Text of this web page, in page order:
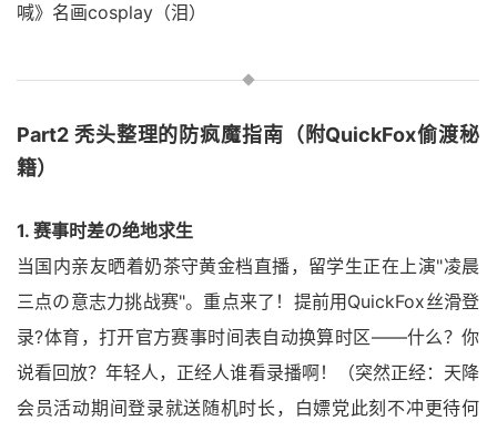
喊》名画cosplay（泪）
Part2 秃头整理的防疯魔指南（附QuickFox偷渡秘
籍）
1. 赛事时差の绝地求生
当国内亲友晒着奶茶守黄金档直播，留学生正在上演"凌晨
三点の意志力挑战赛"。重点来了！提前用QuickFox丝滑登
录?体育，打开官方赛事时间表自动换算时区——什么？你
说看回放？年轻人，正经人谁看录播啊！（突然正经：天降
会员活动期间登录就送随机时长，白嫖党此刻不冲更待何